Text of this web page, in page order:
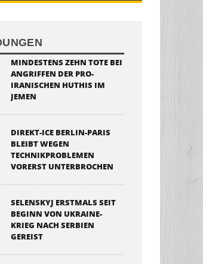
MINDESTENS ZEHN TOTE BEI
ANGRIFFEN DER PRO-
IRANISCHEN HUTHIS IM
JEMEN
DIREKT-ICE BERLIN-PARIS
BLEIBT WEGEN
TECHNIKPROBLEMEN
VORERST UNTERBROCHEN
SELENSKYJ ERSTMALS SEIT
BEGINN VON UKRAINE-
KRIEG NACH SERBIEN
GEREIST